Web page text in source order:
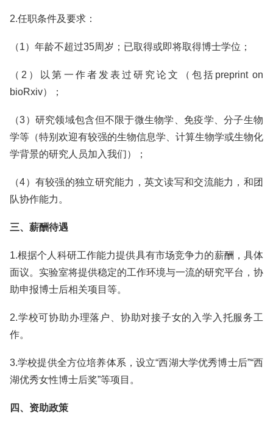
2.任职条件及要求：
（1）年龄不超过35周岁；已取得或即将取得博士学位；
（2）以第一作者发表过研究论文（包括preprint on
bioRxiv）；
（3）研究领域包含但不限于微生物学、免疫学、分子生物
学等（特别欢迎有较强的生物信息学、计算生物学或生物化
学背景的研究人员加入我们）；
（4）有较强的独立研究能力，英文读写和交流能力，和团
队协作能力。
三、薪酬待遇
1.根据个人科研工作能力提供具有市场竞争力的薪酬，具体
面议。实验室将提供稳定的工作环境与一流的研究平台，协
助申报博士后相关项目等。
2.学校可协助办理落户、协助对接子女的入学入托服务工
作。
3.学校提供全方位培养体系，设立“西湖大学优秀博士后”“西
湖优秀女性博士后奖”等项目。
四、资助政策